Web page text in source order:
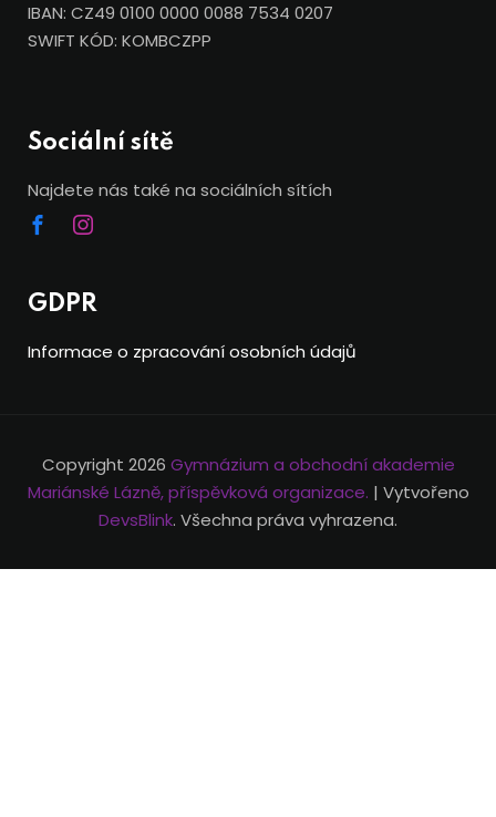
IBAN: CZ49 0100 0000 0088 7534 0207
SWIFT KÓD: KOMBCZPP
Sociální sítě
Najdete nás také na sociálních sítích
GDPR
Informace o zpracování osobních údajů
Copyright 2026 Gymnázium a obchodní akademie
Mariánské Lázně, příspěvková organizace. | Vytvořeno
DevsBlink. Všechna práva vyhrazena.